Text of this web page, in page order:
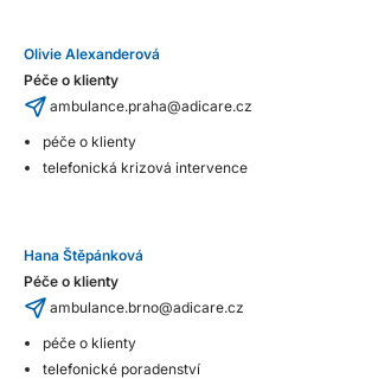
Olivie Alexanderová
Péče o klienty
ambulance.praha@adicare.cz
péče o klienty
telefonická krizová intervence
Hana Štěpánková
Péče o klienty
ambulance.brno@adicare.cz
péče o klienty
telefonické poradenství